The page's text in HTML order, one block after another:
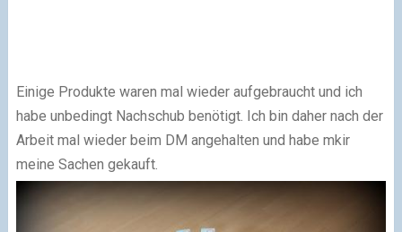
Einige Produkte waren mal wieder aufgebraucht und ich
habe unbedingt Nachschub benötigt. Ich bin daher nach der
Arbeit mal wieder beim DM angehalten und habe mkir
meine Sachen gekauft.